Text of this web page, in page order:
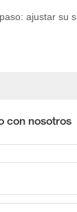
con nosotros